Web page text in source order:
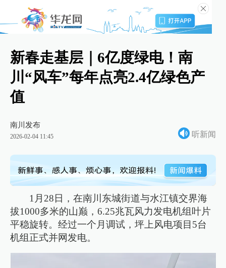
新春走基层｜6亿度绿电！南
川“风车”每年点亮2.4亿绿色产
值
南川发布
2026-02-04 11:45 听新闻
1月28日，在南川东城街道与水江镇交界海
拔1000多米的山巅，6.25兆瓦风力发电机组叶片
平稳旋转。经过一个月调试，坪上风电项目5台
机组正式并网发电。